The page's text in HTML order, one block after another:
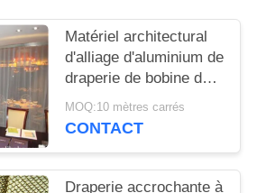
Matériel architectural
d'alliage d'aluminium de
draperie de bobine de
cascade pour
l'exposition hall
MOQ:10 mètres carrés
CONTACT
Draperie accrochante à